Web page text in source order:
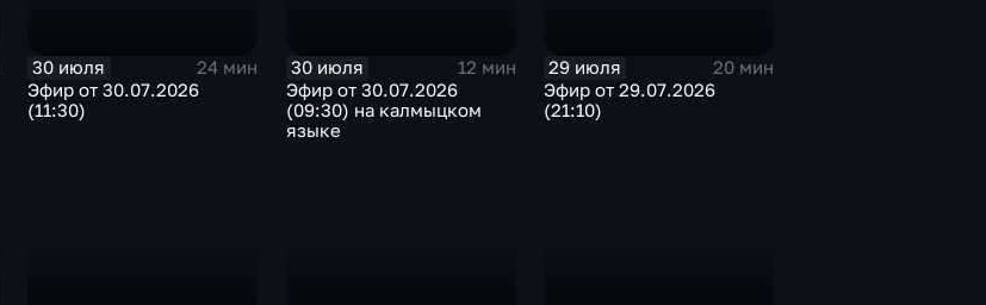
30 июля
24 мин
Эфир от 30.07.2026
(11:30)
30 июля
12 мин
Эфир от 30.07.2026
(09:30) на калмыцком
языке
29 июля
20 мин
Эфир от 29.07.2026
(21:10)